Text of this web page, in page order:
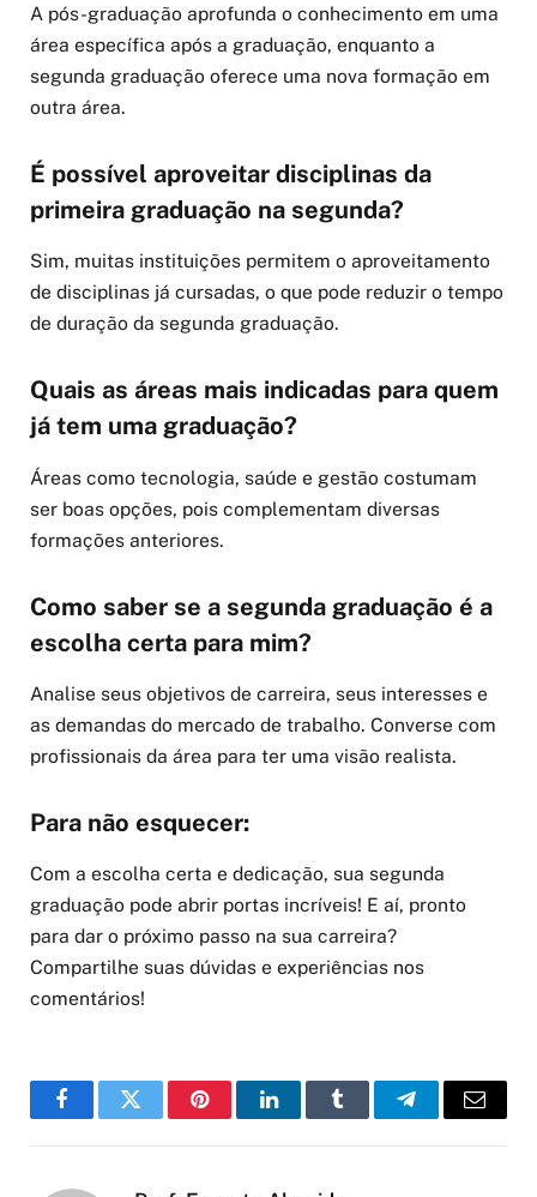
A pós-graduação aprofunda o conhecimento em uma
área específica após a graduação, enquanto a
segunda graduação oferece uma nova formação em
outra área.
É possível aproveitar disciplinas da
primeira graduação na segunda?
Sim, muitas instituições permitem o aproveitamento
de disciplinas já cursadas, o que pode reduzir o tempo
de duração da segunda graduação.
Quais as áreas mais indicadas para quem
já tem uma graduação?
Áreas como tecnologia, saúde e gestão costumam
ser boas opções, pois complementam diversas
formações anteriores.
Como saber se a segunda graduação é a
escolha certa para mim?
Analise seus objetivos de carreira, seus interesses e
as demandas do mercado de trabalho. Converse com
profissionais da área para ter uma visão realista.
Para não esquecer:
Com a escolha certa e dedicação, sua segunda
graduação pode abrir portas incríveis! E aí, pronto
para dar o próximo passo na sua carreira?
Compartilhe suas dúvidas e experiências nos
comentários!
FacebookTwitter PinterestLinkedInTumblr TelegramEmail